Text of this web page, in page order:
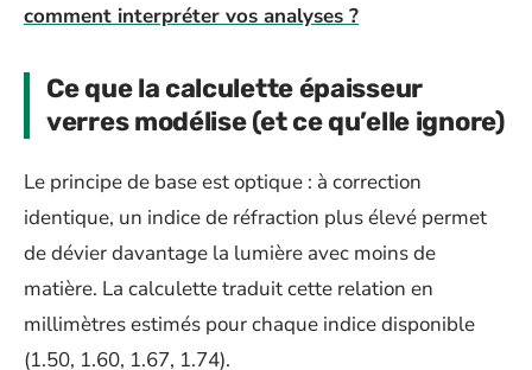
comment interpréter vos analyses ?
Ce que la calculette épaisseur
verres modélise (et ce qu’elle ignore)
Le principe de base est optique : à correction
identique, un indice de réfraction plus élevé permet
de dévier davantage la lumière avec moins de
matière. La calculette traduit cette relation en
millimètres estimés pour chaque indice disponible
(1.50, 1.60, 1.67, 1.74).